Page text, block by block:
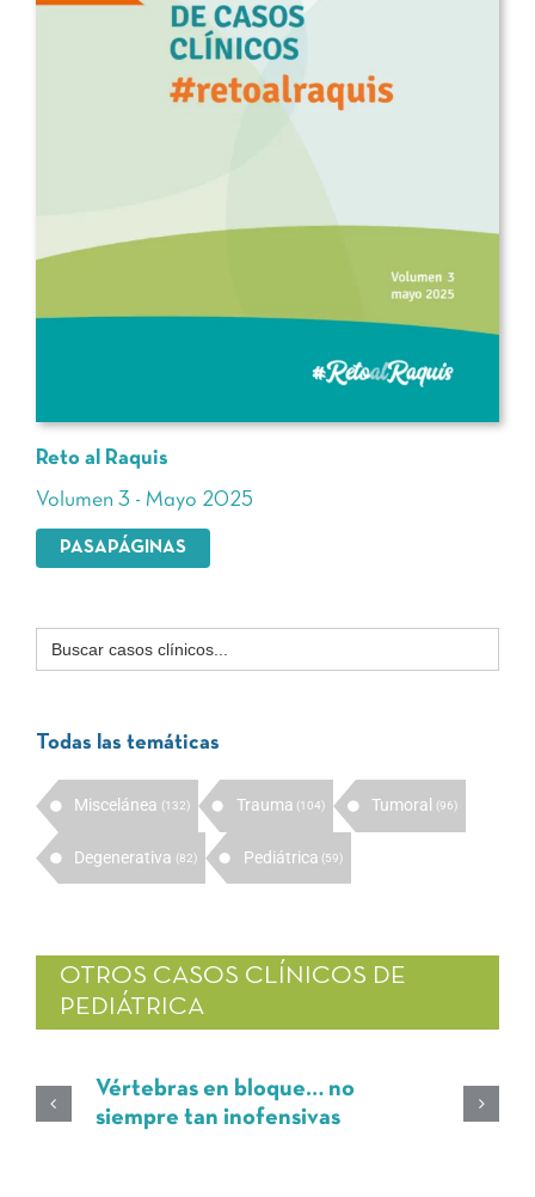
Reto al Raquis
Volumen 3 - Mayo 2025
PASAPÁGINAS
Buscar:
Todas las temáticas
Miscelánea (132) Trauma (104) Tumoral (96)
Degenerativa (82) Pediátrica (59)
OTROS CASOS CLÍNICOS DE
PEDIÁTRICA
Vértebras en bloque… no
siempre tan inofensivas